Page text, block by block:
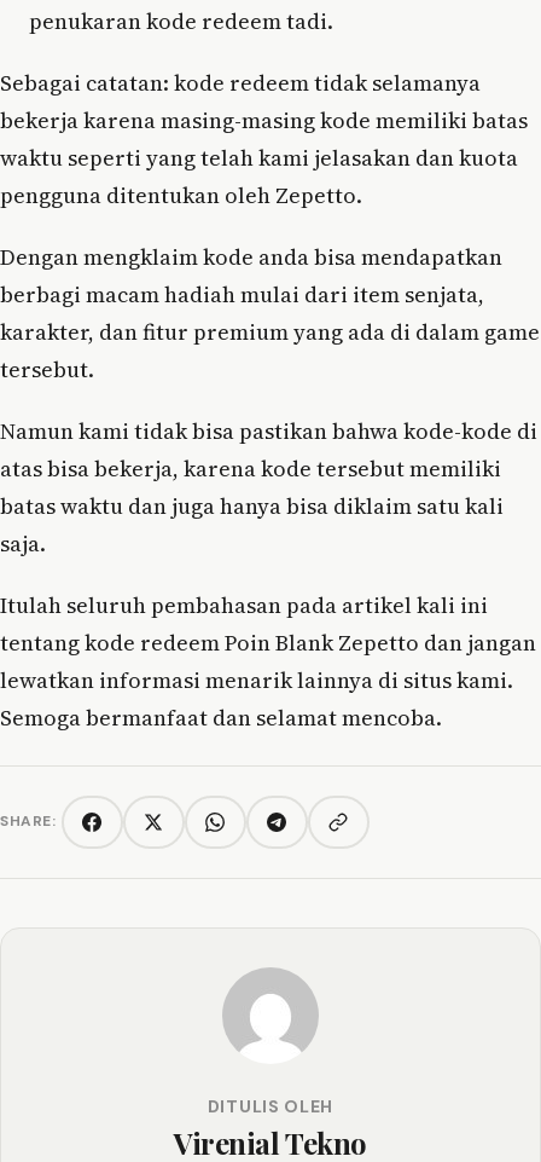
penukaran kode redeem tadi.
Sebagai catatan: kode redeem tidak selamanya
bekerja karena masing-masing kode memiliki batas
waktu seperti yang telah kami jelasakan dan kuota
pengguna ditentukan oleh Zepetto.
Dengan mengklaim kode anda bisa mendapatkan
berbagi macam hadiah mulai dari item senjata,
karakter, dan fitur premium yang ada di dalam game
tersebut.
Namun kami tidak bisa pastikan bahwa kode-kode di
atas bisa bekerja, karena kode tersebut memiliki
batas waktu dan juga hanya bisa diklaim satu kali
saja.
Itulah seluruh pembahasan pada artikel kali ini
tentang kode redeem Poin Blank Zepetto dan jangan
lewatkan informasi menarik lainnya di situs kami.
Semoga bermanfaat dan selamat mencoba.
SHARE: FacebookTwitter/XWhatsAppTelegramCopy link
DITULIS OLEH
Virenial Tekno